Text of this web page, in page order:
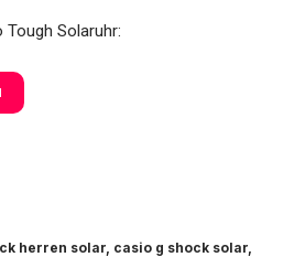
Solaruhr:
herren solar casio g shock solar